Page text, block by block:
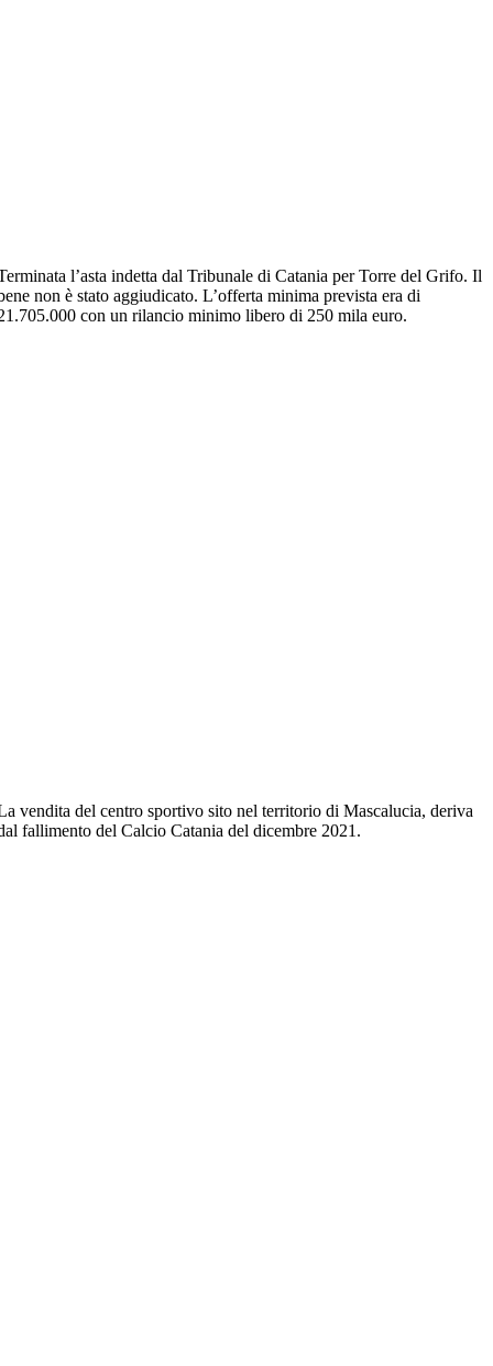
l’asta indetta dal Tribunale di Catania per Torre del Grifo. Il
non è stato aggiudicato. L’offerta minima prevista era di
con un rilancio minimo libero di 250 mila euro.
vendita del centro sportivo sito nel territorio di Mascalucia, deriva
fallimento del Calcio Catania del dicembre 2021.